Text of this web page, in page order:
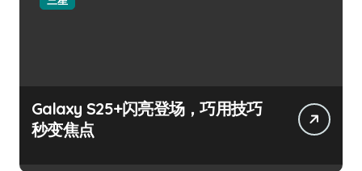
Galaxy S25+闪亮登场，巧用技巧
秒变焦点